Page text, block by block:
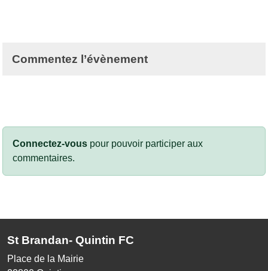
Commentez l’évènement
Connectez-vous pour pouvoir participer aux
commentaires.
St Brandan- Quintin FC
Place de la Mairie